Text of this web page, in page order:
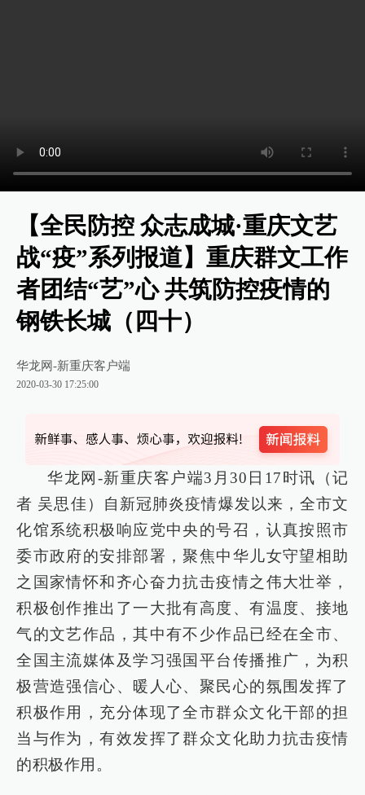
【全民防控 众志成城·重庆文艺
战“疫”系列报道】重庆群文工作
者团结“艺”心 共筑防控疫情的
钢铁长城（四十）
华龙网-新重庆客户端
2020-03-30 17:25:00
华龙网-新重庆客户端3月30日17时讯（记
者 吴思佳）自新冠肺炎疫情爆发以来，全市文
化馆系统积极响应党中央的号召，认真按照市
委市政府的安排部署，聚焦中华儿女守望相助
之国家情怀和齐心奋力抗击疫情之 伟大壮举，
积极创作推出了一大批有高度、有温度、接地
气的文艺作品，其中有不少作品已经在全市、
全国主流媒体及学习强国平台传播推广，为积
极营造强信心、暖人心、聚民心的氛围发挥了
积极作用，充分体现了全市群众文化干部的担
当与作为，有效发挥了群众文化助力抗击疫情
的积极作用。